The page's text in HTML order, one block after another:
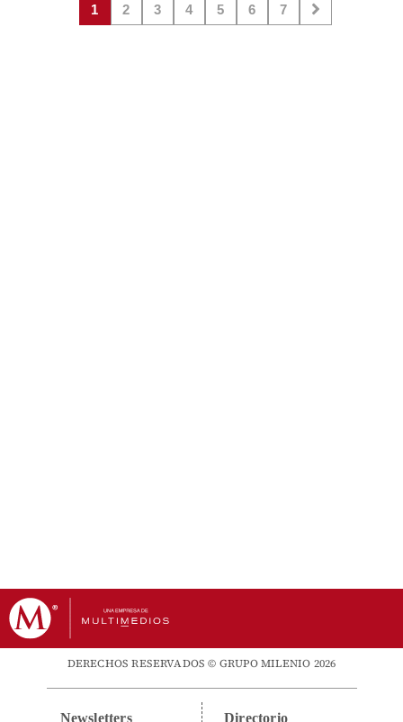
1 2 3 4 5 6 7
DERECHOS RESERVADOS © GRUPO MILENIO 2026
Newsletters Directorio